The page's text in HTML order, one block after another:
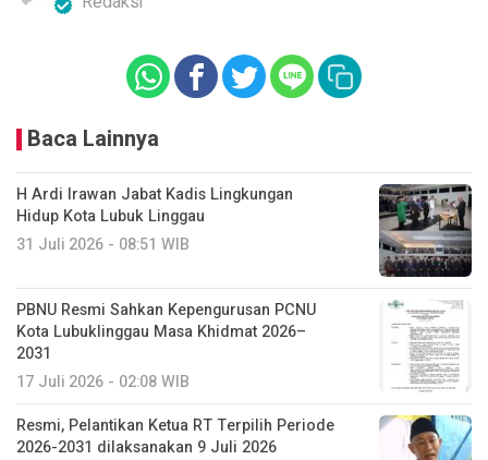
Baca Lainnya
H Ardi Irawan Jabat Kadis Lingkungan
Hidup Kota Lubuk Linggau
31 Juli 2026 - 08:51 WIB
PBNU Resmi Sahkan Kepengurusan PCNU
Kota Lubuklinggau Masa Khidmat 2026–
2031
17 Juli 2026 - 02:08 WIB
Resmi, Pelantikan Ketua RT Terpilih Periode
2026-2031 dilaksanakan 9 Juli 2026